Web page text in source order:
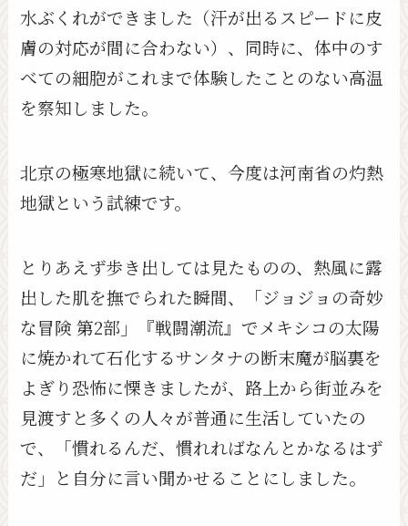
水ぶくれができました（汗が出るスピードに皮
膚の対応が間に合わない）、同時に、体中のす
べての細胞がこれまで体験したことのない高温
を察知しました。
北京の極寒地獄に続いて、今度は河南省の灼熱
地獄という試練です。
とりあえず歩き出しては見たものの、熱風に露
出した肌を撫でられた瞬間、「ジョジョの奇妙
な冒険 第2部」『戦闘潮流』でメキシコの太陽
に焼かれて石化するサンタナの断末魔が脳裏を
よぎり恐怖に慄きましたが、路上から街並みを
見渡すと多くの人々が普通に生活していたの
で、「慣れるんだ、慣れればなんとかなるはず
だ」と自分に言い聞かせることにしました。